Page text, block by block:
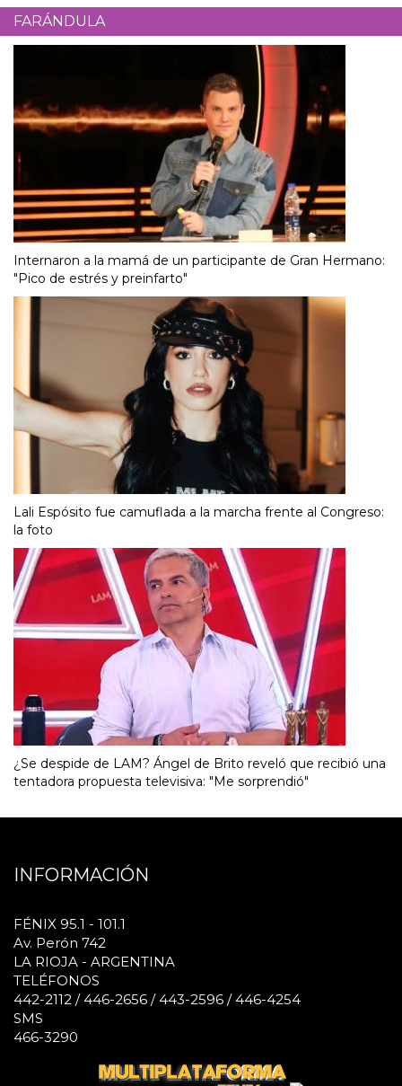
FARÁNDULA
Internaron a la mamá de un participante de Gran Hermano:
"Pico de estrés y preinfarto"
Lali Espósito fue camuflada a la marcha frente al Congreso:
la foto
¿Se despide de LAM? Ángel de Brito reveló que recibió una
tentadora propuesta televisiva: "Me sorprendió"
INFORMACIÓN
FÉNIX 95.1 - 101.1
Av. Perón 742
LA RIOJA - ARGENTINA
TELÉFONOS
442-2112 / 446-2656 / 443-2596 / 446-4254
SMS
466-3290